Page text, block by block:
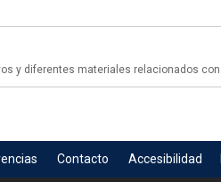
y diferentes materiales relacionados con
Contacto Accesibilidad